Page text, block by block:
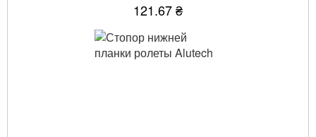
121.67 ₴